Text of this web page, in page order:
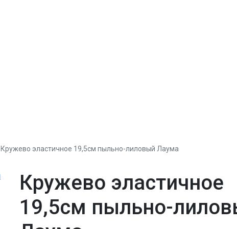
Кружево эластичное 19,5см пыльно-лиловый Лаума
Кружево эластичное
19,5см пыльно-